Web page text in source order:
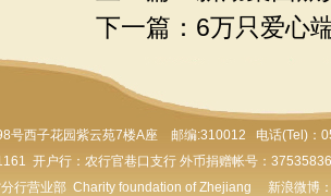
下一篇： 6万只爱心
号西子花园紫云苑7楼A座 邮编:310012 电话(Tel)
开户行：农行官巷口支行 外币捐赠帐号：
分行营业部 Charity foundation of Zhejiang 新浪微博